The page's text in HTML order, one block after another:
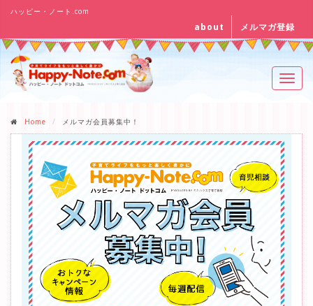
ハッピー・ノート.com
about メルマガ登録
Home メルマガ会員募集中！